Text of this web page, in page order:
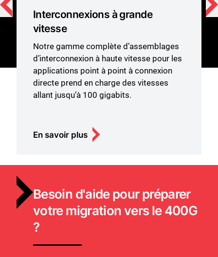
Interconnexions à grande
vitesse
Notre gamme complète d’assemblages
d’interconnexion à haute vitesse pour les
applications point à point à connexion
directe prend en charge des vitesses
allant jusqu’à 100 gigabits.
En savoir plus
Besoin d'aide pour préparer
votre migration vers le 400G
?